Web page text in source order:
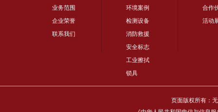
业务范围
企业荣誉
联系我们
环境案例
检测设备
消防救援
安全标志
工业擦拭
锁具
合作
活动
页面版权所有：